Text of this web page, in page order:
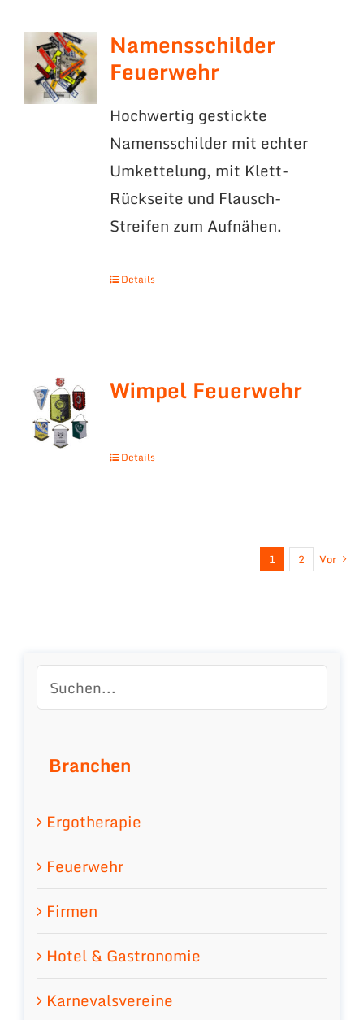
Namensschilder
Feuerwehr
Hochwertig gestickte
Namensschilder mit echter
Umkettelung, mit Klett-
Rückseite und Flausch-
Streifen zum Aufnähen.
Details
Wimpel Feuerwehr
Details
1 2 Vor
Branchen
Ergotherapie
Feuerwehr
Firmen
Hotel & Gastronomie
Karnevalsvereine